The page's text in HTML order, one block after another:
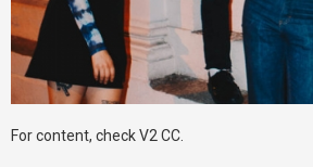
For content, check V2 CC.